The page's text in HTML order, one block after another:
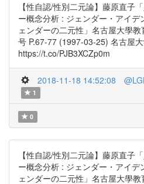
【性自認/性別二元論】藤原直子
ー概念分析 : ジェンダー・アイデ
ェンダーの二元性」名古屋大學
号 P.67-77 (1997-03-25) 名古屋
https://t.co/PJB3XCZp0m
2018-11-18 14:52:08
1
0
【性自認/性別二元論】藤原直子
ー概念分析 : ジェンダー・アイデ
ェンダーの二元性」名古屋大學